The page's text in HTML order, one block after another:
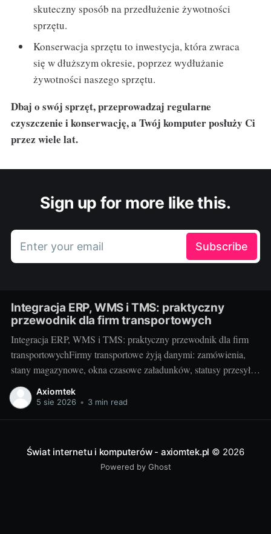
skuteczny sposób na przedłużenie żywotności
sprzętu.
Konserwacja sprzętu to inwestycja, która zwraca
się w dłuższym okresie, poprzez wydłużanie
żywotności naszego sprzętu.
Dbaj o swój sprzęt, przeprowadzaj regularne
czyszczenie i konserwację, a Twój komputer posłuży Ci
przez wiele lat.
Sign up for more like this.
Enter your email Subscribe
Integracja ERP, WMS i TMS: praktyczny
przewodnik dla firm transportowych
Integracja ERP, WMS i TMS: praktyczny przewodnik dla firm
transportowychFirmy transportowe żyją danymi: zamówienia,
stany magazynowe, okna czasowe załadunków, statusy przesyłek
i rozliczenia. Gdy ERP, WMS i TMS działają osobno, decyzje
zapadają na podstawie niepełnego obrazu. Integracja tych trzech
Axiomtek
5 sie 2026 • 3 min read
Świat internetu i komputerów - axiomtek.pl © 2026
Powered by Ghost